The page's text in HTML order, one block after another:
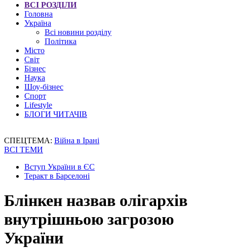
ВСІ РОЗДІЛИ
Головна
Україна
Всі новини розділу
Політика
Місто
Світ
Бізнес
Наука
Шоу-бізнес
Спорт
Lifestyle
БЛОГИ ЧИТАЧІВ
СПЕЦТЕМА: Війна в Ірані
ВСІ ТЕМИ
Вступ України в ЄС
Теракт в Барселоні
Блінкен назвав олігархів
внутрішньою загрозою
України